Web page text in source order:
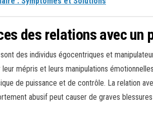
des relations avec un
sont des individus égocentriques et
leur mépris et leurs manipulations
de puissance et de contrôle. La relation
abusif peut causer de graves